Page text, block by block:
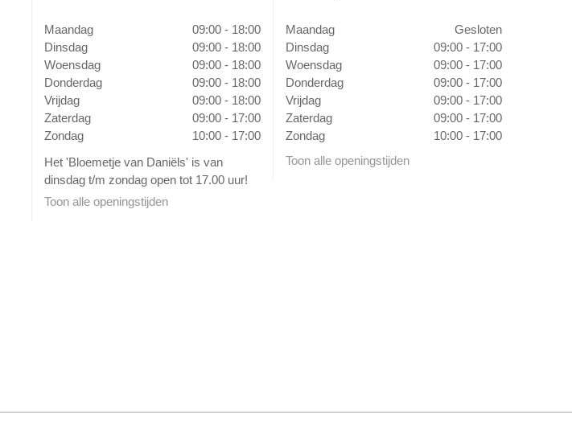
Maandag
09:00 - 18:00
Dinsdag
09:00 - 18:00
Woensdag
09:00 - 18:00
Donderdag
09:00 - 18:00
Vrijdag
09:00 - 18:00
Zaterdag
09:00 - 17:00
Zondag
10:00 - 17:00
Het 'Bloemetje van Daniëls' is van
dinsdag t/m zondag open tot 17.00 uur!
Toon alle openingstijden
Maandag
Gesloten
Dinsdag
09:00 - 17:00
Woensdag
09:00 - 17:00
Donderdag
09:00 - 17:00
Vrijdag
09:00 - 17:00
Zaterdag
09:00 - 17:00
Zondag
10:00 - 17:00
Toon alle openingstijden